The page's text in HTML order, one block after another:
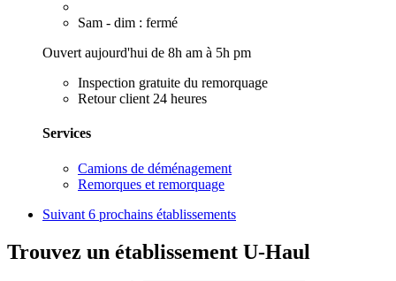
Sam - dim : fermé
Ouvert aujourd'hui de 8h am à 5h pm
Inspection gratuite du remorquage
Retour client 24 heures
Services
Camions de déménagement
Remorques et remorquage
Suivant 6 prochains établissements
Trouvez un établissement U-Haul